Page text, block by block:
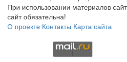
При использовании материалов
сайт обязательна!
О проекте Контакты Карта сайта